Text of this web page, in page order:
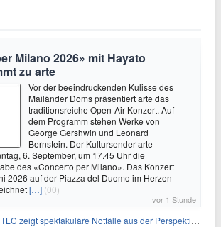
Milano 2026» mit Hayato
zu arte
Vor der beeindruckenden Kulisse des
Mailänder Doms präsentiert arte das
traditionsreiche Open-Air-Konzert. Auf
dem Programm stehen Werke von
George Gershwin und Leonard
Bernstein. Der Kultursender arte
6. September, um 17.45 Uhr die
des «Concerto per Milano». Das Konzert
2026 auf der Piazza del Duomo im Herzen
[…] (00)
vor 1 Stunde
TLC zeigt spektakuläre Notfälle aus der Perspektive der Patienten